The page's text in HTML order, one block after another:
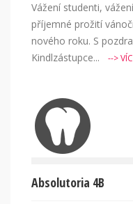
Vážení studenti,
příjemné prožití
nového roku. S
Kindlzástupce... -->
Absolutoria 4B